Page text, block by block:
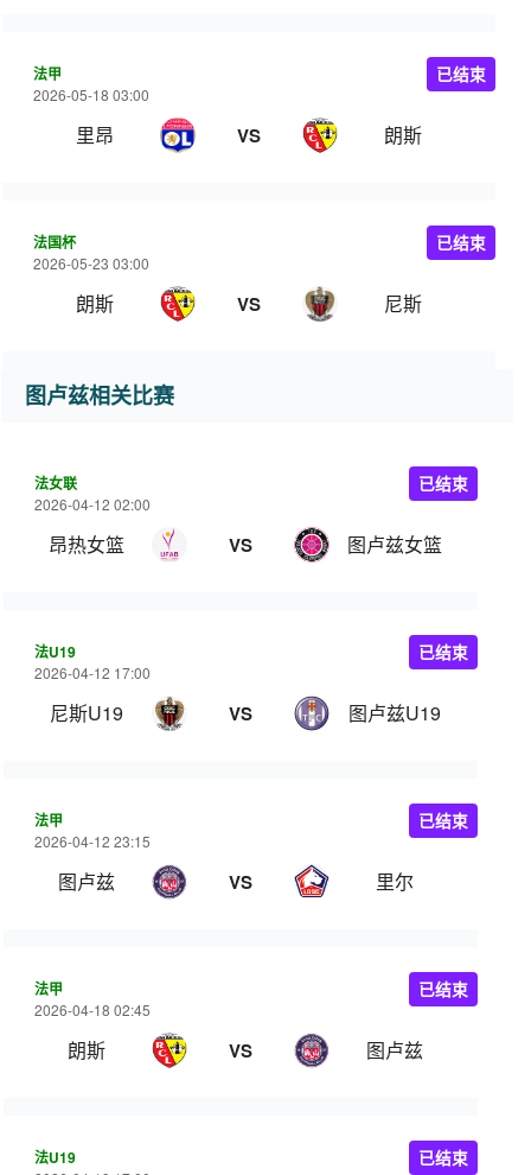
法甲
2026-05-18 03:00
里昂 VS 朗斯
已结束
法国杯
2026-05-23 03:00
朗斯 VS 尼斯
已结束
图卢兹相关比赛
法女联
2026-04-12 02:00
昂热女篮 VS 图卢兹女篮
已结束
法U19
2026-04-12 17:00
尼斯U19 VS 图卢兹U19
已结束
法甲
2026-04-12 23:15
图卢兹 VS 里尔
已结束
法甲
2026-04-18 02:45
朗斯 VS 图卢兹
已结束
法U19 已结束